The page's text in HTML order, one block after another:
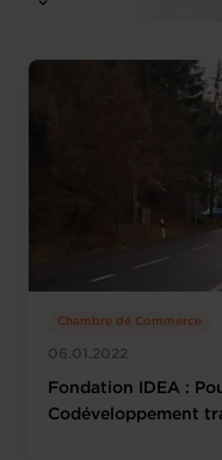
06.01.2022
Chambre de Commerce
Fondation IDEA :
Codéveloppement